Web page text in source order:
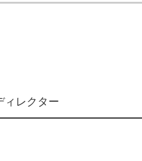
レクター